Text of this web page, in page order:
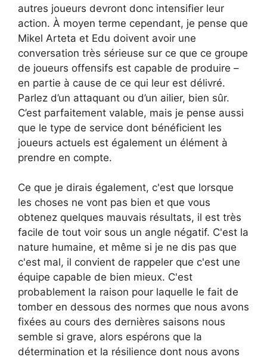
autres joueurs devront donc intensifier leur
action. À moyen terme cependant, je pense que
Mikel Arteta et Edu doivent avoir une
conversation très sérieuse sur ce que ce groupe
de joueurs offensifs est capable de produire –
en partie à cause de ce qui leur est délivré.
Parlez d’un attaquant ou d’un ailier, bien sûr.
C’est parfaitement valable, mais je pense aussi
que le type de service dont bénéficient les
joueurs actuels est également un élément à
prendre en compte.
Ce que je dirais également, c'est que lorsque
les choses ne vont pas bien et que vous
obtenez quelques mauvais résultats, il est très
facile de tout voir sous un angle négatif. C'est la
nature humaine, et même si je ne dis pas que
c'est mal, il convient de rappeler que c'est une
équipe capable de bien mieux. C'est
probablement la raison pour laquelle le fait de
tomber en dessous des normes que nous avons
fixées au cours des dernières saisons nous
semble si grave, alors espérons que la
détermination et la résilience dont nous avons